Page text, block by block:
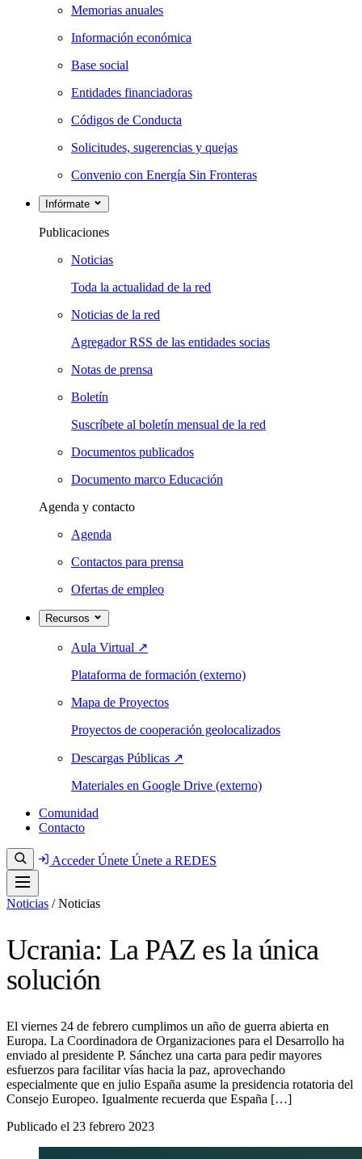
Memorias anuales
Información económica
Base social
Entidades financiadoras
Códigos de Conducta
Solicitudes, sugerencias y quejas
Convenio con Energía Sin Fronteras
Infórmate
Publicaciones
Noticias
Toda la actualidad de la red
Noticias de la red
Agregador RSS de las entidades socias
Notas de prensa
Boletín
Suscríbete al boletín mensual de la red
Documentos publicados
Documento marco Educación
Agenda y contacto
Agenda
Contactos para prensa
Ofertas de empleo
Recursos
Aula Virtual ↗
Plataforma de formación (externo)
Mapa de Proyectos
Proyectos de cooperación geolocalizados
Descargas Públicas ↗
Materiales en Google Drive (externo)
Comunidad
Contacto
AccederÚnete Únete a REDES
Noticias / Noticias
Ucrania: La PAZ es la única
solución
El viernes 24 de febrero cumplimos un año de guerra abierta en
Europa. La Coordinadora de Organizaciones para el Desarrollo ha
enviado al presidente P. Sánchez una carta para pedir mayores
esfuerzos para facilitar vías hacia la paz, aprovechando
especialmente que en julio España asume la presidencia rotatoria del
Consejo Europeo. Igualmente recuerda que España […]
Publicado el 23 febrero 2023